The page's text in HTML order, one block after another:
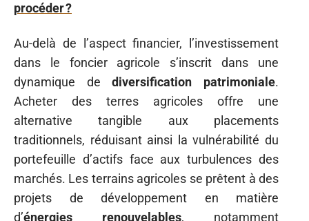
procéder ?
Au-delà de l’aspect financier, l’investissement
dans le foncier agricole s’inscrit dans une
dynamique dediversification patrimoniale.
Acheter des terres agricoles offre une
alternative tangible aux placements
traditionnels, réduisant ainsi la vulnérabilité du
portefeuille d’actifs face aux turbulences des
marchés. Les terrains agricoles se prêtent à des
projets de développement en matière
d’énergies renouvelables, notamment